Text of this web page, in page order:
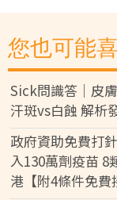
您也可能
Sick問識答｜皮
汗斑vs白蝕 解析
政府資助免費打
入130萬劑疫苗 8
港【附4條件免費